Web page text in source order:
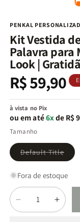
PENKAL
Kit Vestida
Palavra para
Look |
Preço
normal
R$ 59,90
à vista no Pix
ou em até6xde R$
Tamanho
Default Title
Fora de estoque
Quantidade
Diminuir
a
a